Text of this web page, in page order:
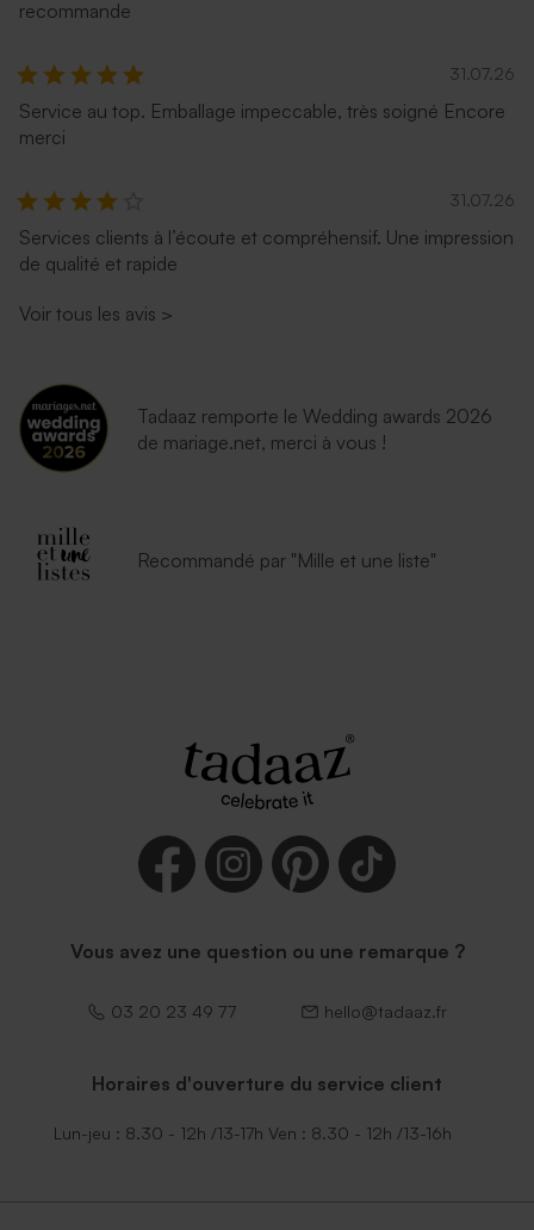
recommande
31.07.26
Service au top. Emballage impeccable, très soigné Encore
merci
31.07.26
Services clients à l’écoute et compréhensif. Une impression
de qualité et rapide
Voir tous les avis >
Tadaaz remporte le Wedding awards 2026
de mariage.net, merci à vous !
Recommandé par "Mille et une liste"
Vous avez une question ou une remarque ?
03 20 23 49 77 hello@tadaaz.fr
Horaires d'ouverture du service client
Lun-jeu : 8.30 - 12h /13-17h Ven : 8.30 - 12h /13-16h